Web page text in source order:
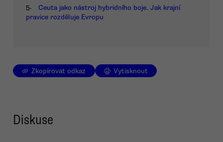
5.
Ceuta jako nástroj hybridního boje. Jak krajní
pravice rozděluje Evropu
Zkopírovat odkaz Vytisknout
Diskuse